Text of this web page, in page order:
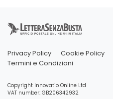
Privacy Policy Cookie Policy
Termini e Condizioni
Copyright Innovatio Online Ltd
VAT number: GB206342932